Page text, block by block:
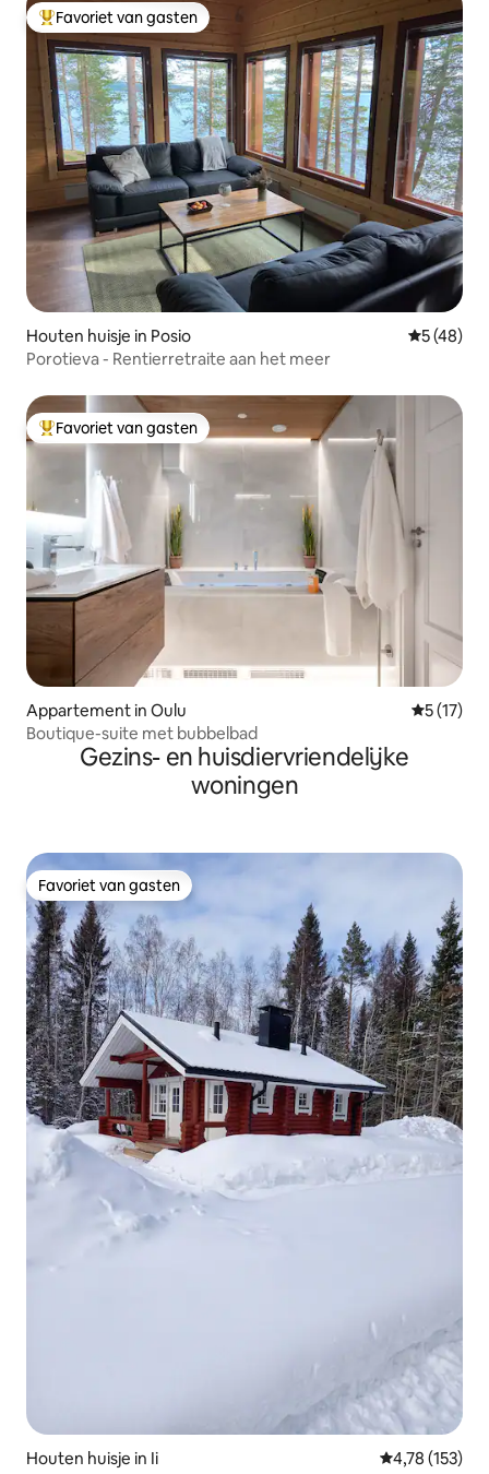
Topfavoriet van gasten
Favoriet van gasten
Houten huisje in Posio
5 (48)
Porotieva - Rentierretraite aan het meer
Topfavoriet van gasten
Favoriet van gasten
Appartement in Oulu
5 (17)
Boutique-suite met bubbelbad
Gezins- en huisdiervriendelijke
woningen
Favoriet van gasten
Favoriet van gasten
Houten huisje in Ii Gemiddelde
4,78 (153)